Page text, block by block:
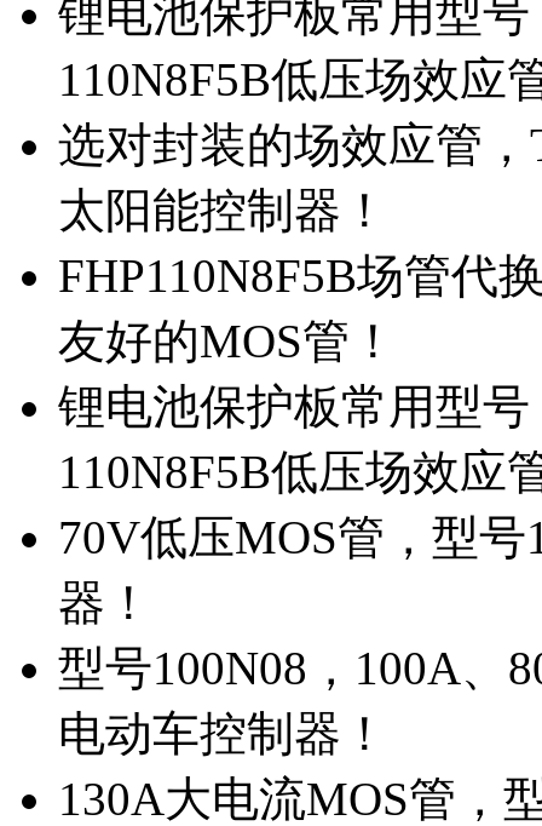
锂电池保护板常用型
110N8F5B低压场效应
选对封装的场效应管
太阳能控制器！
FHP110N8F5B场管代
友好的MOS管！
锂电池保护板常用型
110N8F5B低压场效应
70V低压MOS管，型
器！
型号100N08，100A、
电动车控制器！
130A大电流MOS管，